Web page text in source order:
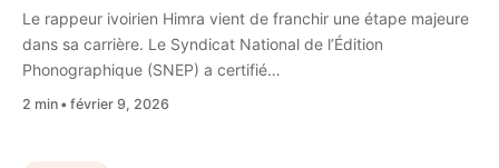
Le rappeur ivoirien Himra vient de franchir une étape majeure
dans sa carrière. Le Syndicat National de l’Édition
Phonographique (SNEP) a certifié…
2 min février 9, 2026